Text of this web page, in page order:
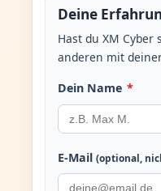
Deine
Hast du XM Cyber
anderen mit
Dein Name *
E-Mail (optional,